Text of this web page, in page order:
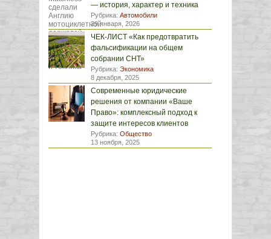
— история, характер и техника
Рубрика: Автомобили
29 января, 2026
ЧЕК-ЛИСТ «Как предотвратить
фальсификации на общем
собрании СНТ»
Рубрика: Экономика
8 декабря, 2025
Современные юридические
решения от компании «Ваше
Право»: комплексный подход к
защите интересов клиентов
Рубрика: Общество
13 ноября, 2025